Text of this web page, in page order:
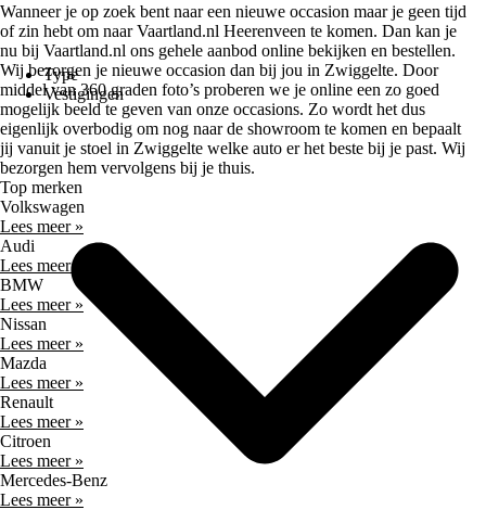
Type
Vestigingen
Wanneer je op zoek bent naar een nieuwe occasion maar je geen tijd
of zin hebt om naar Vaartland.nl Heerenveen te komen. Dan kan je
nu bij Vaartland.nl ons gehele aanbod online bekijken en bestellen.
Wij bezorgen je nieuwe occasion dan bij jou in Zwiggelte. Door
middel van 360 graden foto’s proberen we je online een zo goed
mogelijk beeld te geven van onze occasions. Zo wordt het dus
eigenlijk overbodig om nog naar de showroom te komen en bepaalt
jij vanuit je stoel in Zwiggelte welke auto er het beste bij je past. Wij
bezorgen hem vervolgens bij je thuis.
Top merken
Volkswagen
Lees meer »
Audi
Lees meer »
BMW
Lees meer »
Nissan
Lees meer »
Mazda
Lees meer »
Renault
Lees meer »
Citroen
Lees meer »
Mercedes-Benz
Lees meer »